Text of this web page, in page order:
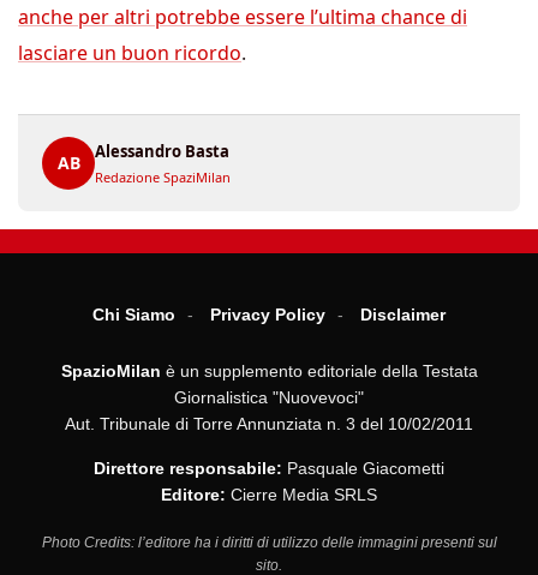
anche per altri potrebbe essere l’ultima chance di
lasciare un buon ricordo.
AB
Alessandro Basta
Redazione SpaziMilan
Chi Siamo Privacy Policy Disclaimer
SpazioMilan è un supplemento editoriale della Testata
Giornalistica "Nuovevoci"
Aut. Tribunale di Torre Annunziata n. 3 del 10/02/2011
Direttore responsabile: Pasquale Giacometti
Editore: Cierre Media SRLS
Photo Credits: l’editore ha i diritti di utilizzo delle immagini presenti sul
sito.